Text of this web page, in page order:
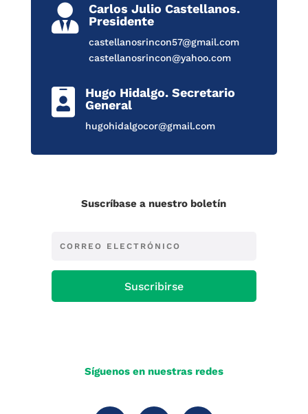

Carlos Julio Castellanos.
Presidente
castellanosrincon57@gmail.com
castellanosrincon@yahoo.com

Hugo Hidalgo. Secretario
General
hugohidalgocor@gmail.com
Suscríbase a nuestro boletín
Suscribirse
Síguenos en nuestras redes